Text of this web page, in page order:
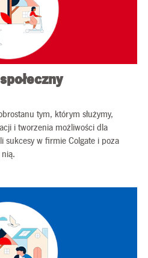
tym, którym służymy,
i tworzenia możliwości dla
sukcesy w firmie Colgate i poza
nią.